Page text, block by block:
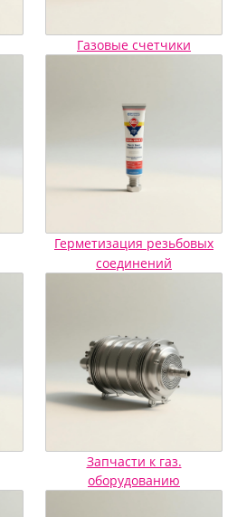
Газовые счетчики
Герметизация резьбовых
соединений
Запчасти к газ.
оборудованию